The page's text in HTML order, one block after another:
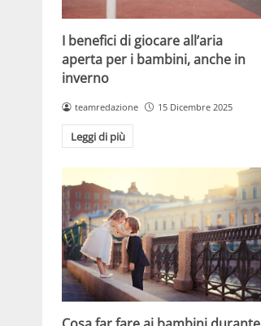
I benefici di giocare all’aria
aperta per i bambini, anche in
inverno
teamredazione 15 Dicembre 2025
Leggi di più